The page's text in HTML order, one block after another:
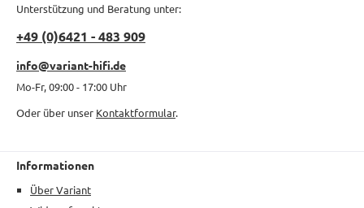
Unterstützung und Beratung unter:
+49 (0)6421 - 483 909
info@variant-hifi.de
Mo-Fr, 09:00 - 17:00 Uhr
Oder über unser Kontaktformular.
Informationen
Über Variant